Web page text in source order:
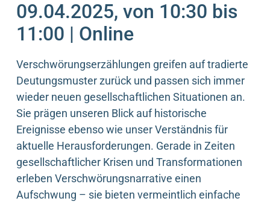
09.04.2025, von 10:30 bis
11:00 | Online
Verschwörungserzählungen greifen auf tradierte
Deutungsmuster zurück und passen sich immer
wieder neuen gesellschaftlichen Situationen an.
Sie prägen unseren Blick auf historische
Ereignisse ebenso wie unser Verständnis für
aktuelle Herausforderungen. Gerade in Zeiten
gesellschaftlicher Krisen und Transformationen
erleben Verschwörungsnarrative einen
Aufschwung – sie bieten vermeintlich einfache